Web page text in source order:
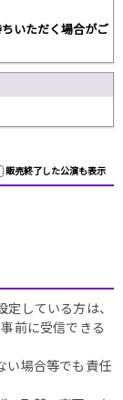
いただく場合がご
販売終了した公演も表示
している方は、
前に受信できる
い場合等でも責任